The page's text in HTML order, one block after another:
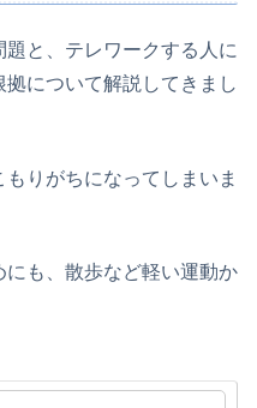
と、テレワークする人に
について解説してきまし
りがちになってしまいま
にも、散歩など軽い運動か